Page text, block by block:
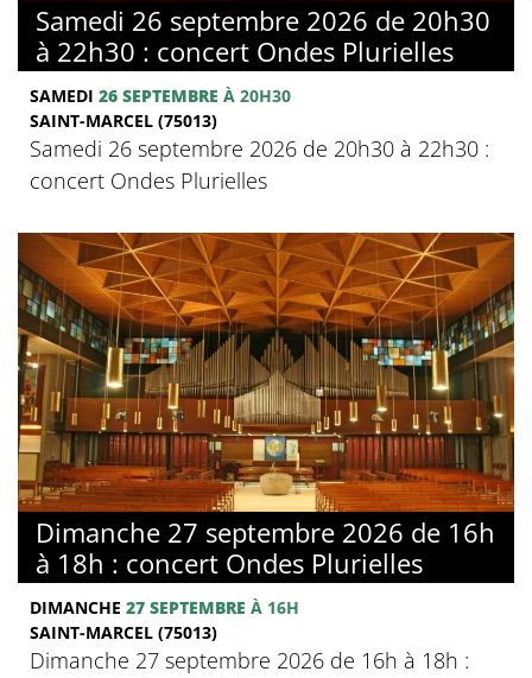
Samedi 26 septembre 2026 de 20h30
à 22h30 : concert Ondes Plurielles
SAMEDI 26 SEPTEMBRE À 20H30
SAINT-MARCEL (75013)
Samedi 26 septembre 2026 de 20h30 à 22h30 :
concert Ondes Plurielles
Dimanche 27 septembre 2026 de 16h
à 18h : concert Ondes Plurielles
DIMANCHE 27 SEPTEMBRE À 16H
SAINT-MARCEL (75013)
Dimanche 27 septembre 2026 de 16h à 18h :